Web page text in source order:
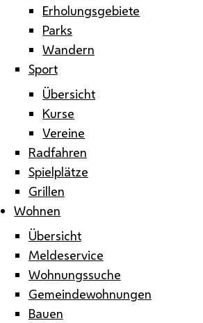
Erholungsgebiete
Parks
Wandern
Sport
Übersicht
Kurse
Vereine
Radfahren
Spielplätze
Grillen
Wohnen
Übersicht
Meldeservice
Wohnungssuche
Gemeindewohnungen
Bauen